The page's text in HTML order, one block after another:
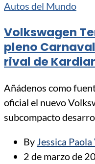
Autos del Mundo
Volkswagen
pleno Carnaval
rival de
Añádenos como
oficial el nuevo
subcompacto
By Jessica
2 de marzo de